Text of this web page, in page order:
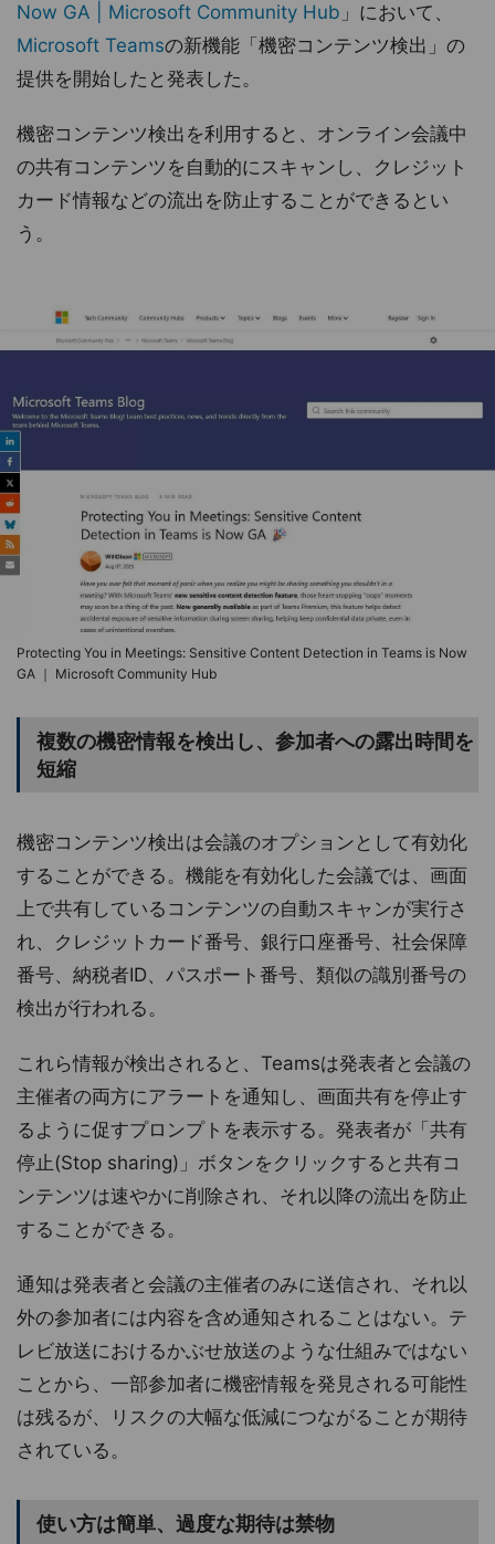
Now GA | Microsoft Community Hub 」において、
Microsoft Teamsの新機能「機密コンテンツ検出」の
提供を開始したと発表した。
機密コンテンツ検出を利用すると、オンライン会議中
の共有コンテンツを自動的にスキャンし、クレジット
カード情報などの流出を防止することができるとい
う。
Protecting You in Meetings: Sensitive Content Detection in Teams is Now
GA ｜ Microsoft Community Hub
複数の機密情報を検出し、参加者への露出時間を
短縮
機密コンテンツ検出は会議のオプションとして有効化
することができる。機能を有効化した会議では、画面
上で共有しているコンテンツの自動スキャンが実行さ
れ、クレジットカード番号、銀行口座番号、社会保障
番号、納税者ID、パスポート番号、類似の識別番号の
検出が行われる。
これら情報が検出されると、Teamsは発表者と会議の
主催者の両方にアラートを通知し、画面共有を停止す
るように促すプロンプトを表示する。発表者が「共有
停止(Stop sharing)」ボタンをクリックすると共有コ
ンテンツは速やかに削除され、それ以降の流出を防止
することができる。
通知は発表者と会議の主催者のみに送信され、それ以
外の参加者には内容を含め通知されることはない。テ
レビ放送におけるかぶせ放送のような仕組みではない
ことから、一部参加者に機密情報を発見される可能性
は残るが、リスクの大幅な低減につながることが期待
されている。
使い方は簡単、過度な期待は禁物